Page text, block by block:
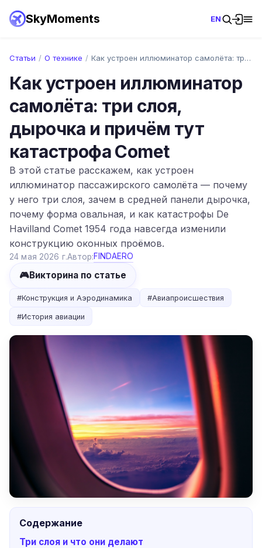
SkyMoments EN
Статьи / О технике / Как устроен иллюминатор самолёта: три сл…
Как устроен иллюминатор
самолёта: три слоя,
дырочка и причём тут
катастрофа Comet
В этой статье расскажем, как устроен
иллюминатор пассажирского самолёта — почему
у него три слоя, зачем в средней панели дырочка,
почему форма овальная, и как катастрофы De
Havilland Comet 1954 года навсегда изменили
конструкцию оконных проёмов.
24 мая 2026 г.Автор:FINDAERO
🎮Викторина по статье
#Конструкция и Аэродинамика #Авиапроисшествия
#История авиации
Содержание
Три слоя и что они делают